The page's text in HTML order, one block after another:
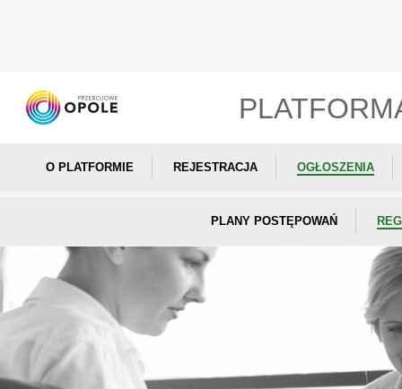
O PLATFORMIE REJESTRACJA OGŁOSZENIA
PLANY POSTĘPOWAŃ